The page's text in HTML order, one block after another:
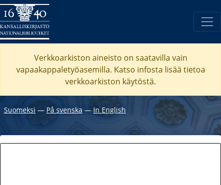
Verkkoarkiston aineisto on saatavilla vain
vapaakappaletyöasemilla. Katso infosta lisää tietoa
verkkoarkiston käytöstä.
Suomeksi ― På svenska ― In English